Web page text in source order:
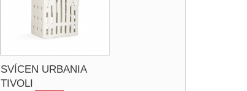
SVÍCEN URBANIA
TIVOLI